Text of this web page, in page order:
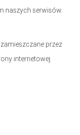
naszych serwisów.
przez
internetowej